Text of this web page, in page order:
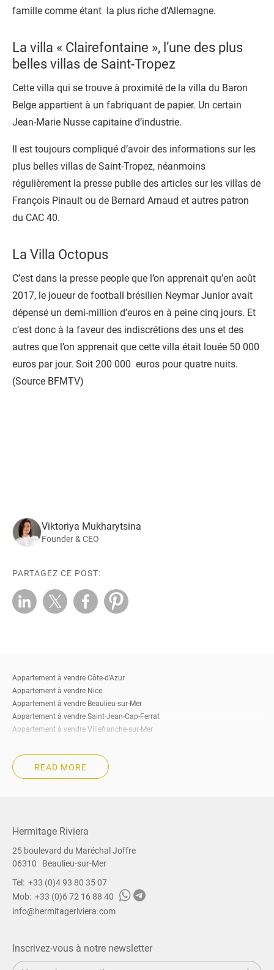
famille comme étant la plus riche d’Allemagne.
La villa « Clairefontaine », l’une des plus
belles villas de Saint-Tropez
Cette villa qui se trouve à proximité de la villa du Baron
Belge appartient à un fabriquant de papier. Un certain
Jean-Marie Nusse capitaine d’industrie.
Il est toujours compliqué d’avoir des informations sur les
plus belles villas de Saint-Tropez, néanmoins
régulièrement la presse publie des articles sur les villas de
François Pinault ou de Bernard Arnaud et autres patron
du CAC 40.
La Villa Octopus
C’est dans la presse people que l’on apprenait qu’en août
2017, le joueur de football brésilien Neymar Junior avait
dépensé un demi-million d’euros en à peine cinq jours. Et
c’est donc à la faveur des indiscrétions des uns et des
autres que l’on apprenait que cette villa était louée 50 000
euros par jour. Soit 200 000 euros pour quatre nuits.
(Source BFMTV)
Viktoriya Mukharytsina
Founder & CEO
PARTAGEZ CE POST:
Appartement à vendre Côte-d’Azur
Appartement à vendre Nice
Appartement à vendre Beaulieu-sur-Mer
Appartement à vendre Saint-Jean-Cap-Ferrat
Appartement à vendre Villefranche-sur-Mer
Appartement à vendre Cap-d’Ail
Appartement à vendre Roquebrune-Cap-Martin
Appartement à vendre Beausoleil
Appartement à vendre Sud de la France
Immobilier à vendre Côte-d’Azur
Immobilier à vendre Nice
Immobilier à vendre Beaulieu-sur-Mer
Immobilier à vendre Saint-Jean-Cap-Ferrat
Immobilier à vendre Villefranche-sur-Mer
Immobilier à vendre Roquebrune-Cap-Martin
READ MORE
Hermitage Riviera
25 boulevard du Maréchal Joffre
06310
Beaulieu-sur-Mer
Tel: +33 (0)4 93 80 35 07
Mob: +33 (0)6 72 16 88 40
info@hermitageriviera.com
Inscrivez-vous à notre newsletter
S